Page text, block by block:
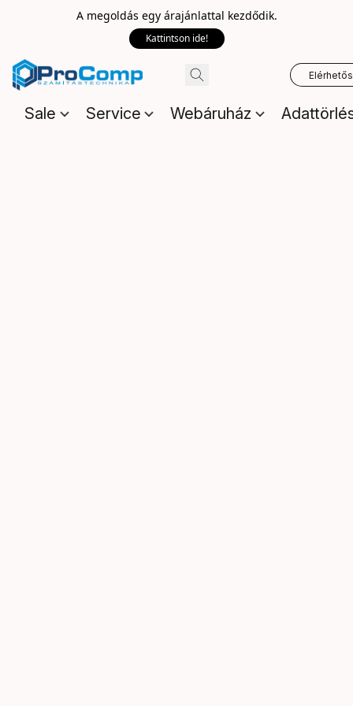
A megoldás egy árajánlattal kezdődik.
Kattintson ide!
Sale Service Webáruház